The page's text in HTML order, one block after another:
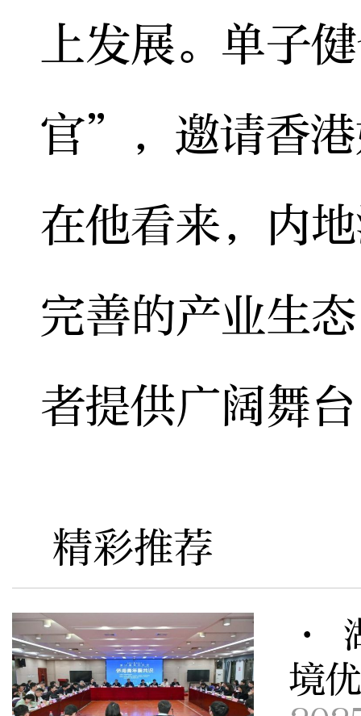
上发展。单子
官”，邀请香
在他看来，内
完善的产业生
者提供广阔舞
精彩推荐
·
境